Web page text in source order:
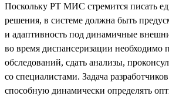
Поскольку РТ МИС стремится писать
решения, в системе должна быть
и адаптивность под динамичные
во время диспансеризации необходимо
обследований, сдать анализы,
со специалистами. Задача
способную динамически определять